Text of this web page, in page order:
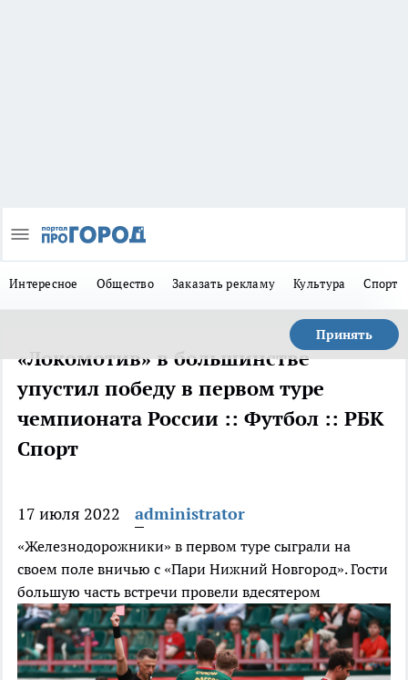
Интересное Общество Заказать рекламу Культура Спорт
Принять
«Локомотив» в большинстве
упустил победу в первом туре
чемпионата России :: Футбол :: РБК
Спорт
17 июля 2022 administrator
«Железнодорожники» в первом туре сыграли на
своем поле вничью с «Пари Нижний Новгород». Гости
большую часть встречи провели вдесятером